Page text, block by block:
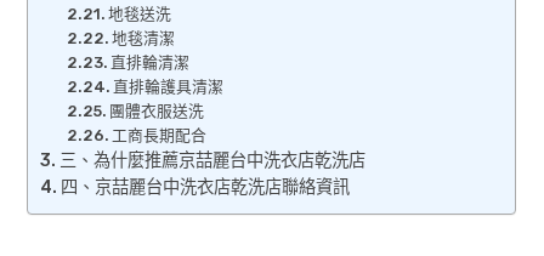
地毯送洗
地毯清潔
直排輪清潔
直排輪護具清潔
團體衣服送洗
工商長期配合
三、為什麼推薦京喆麗台中洗衣店乾洗店
四、京喆麗台中洗衣店乾洗店聯絡資訊